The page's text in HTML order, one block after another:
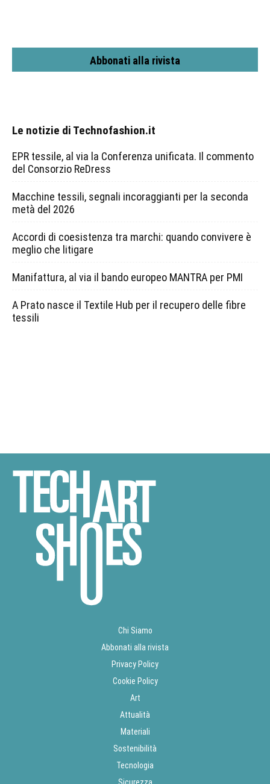
Abbonati alla rivista
Le notizie di Technofashion.it
EPR tessile, al via la Conferenza unificata. Il commento
del Consorzio ReDress
Macchine tessili, segnali incoraggianti per la seconda
metà del 2026
Accordi di coesistenza tra marchi: quando convivere è
meglio che litigare
Manifattura, al via il bando europeo MANTRA per PMI
A Prato nasce il Textile Hub per il recupero delle fibre
tessili
Chi Siamo
Abbonati alla rivista
Privacy Policy
Cookie Policy
Art
Attualità
Materiali
Sostenibilità
Tecnologia